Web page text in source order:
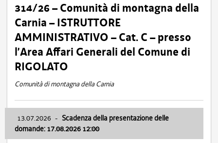
314/26 – Comunità di montagna della
Carnia – ISTRUTTORE
AMMINISTRATIVO – Cat. C – presso
l’Area Affari Generali del Comune di
RIGOLATO
Comunità di montagna della Carnia
13.07.2026 - Scadenza della presentazione delle
domande: 17.08.2026 12:00